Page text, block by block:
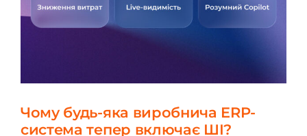
Чому будь-яка виробнича ERP-
система тепер включає ШІ?